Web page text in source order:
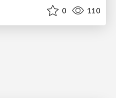
0 110